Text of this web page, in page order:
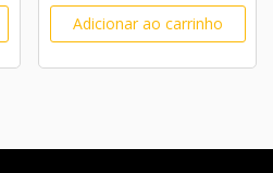
Adicionar ao carrinho